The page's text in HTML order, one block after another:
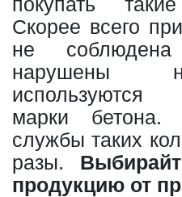
Скорее всего
не
нарушены
марки
службы таких
разы.
продукцию от